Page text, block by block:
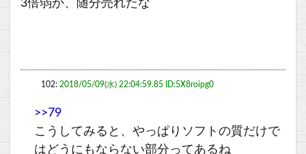
3倍弱か、随分売れたな
102: 2018/05/09(水) 22:04:59.85 ID:5X8roipg0
>>79
こうしてみると、やっぱりソフトの質だけで
はどうにもならない部分ってあるね